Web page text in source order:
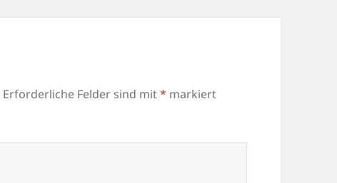
Erforderliche Felder sind mit* markiert